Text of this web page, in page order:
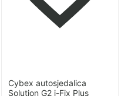
Cybex autosjedalica
Solution G2 i-Fix Plus